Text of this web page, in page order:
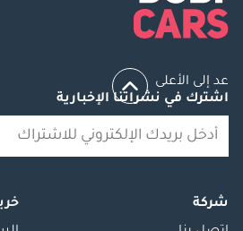
عد إلى الأعلى
اشترك في نشراتنا الإخبارية
شركة